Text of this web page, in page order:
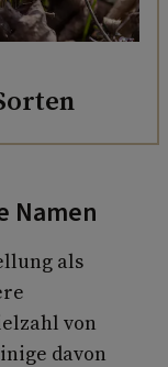
Namen
als
von
davon